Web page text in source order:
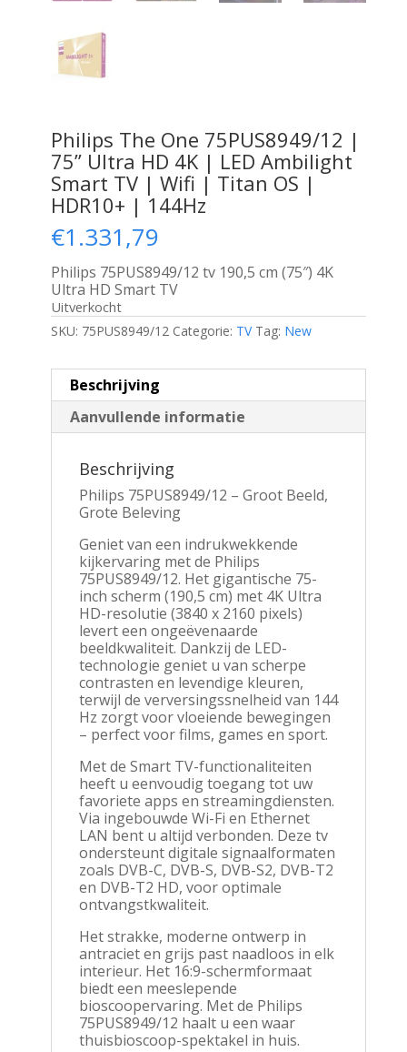
Philips The One 75PUS8949/12 |
75” Ultra HD 4K | LED Ambilight
Smart TV | Wifi | Titan OS |
HDR10+ | 144Hz
€1.331,79
Philips 75PUS8949/12 tv 190,5 cm (75″) 4K
Ultra HD Smart TV
Uitverkocht
SKU: 75PUS8949/12 Categorie: TV Tag: New
Beschrijving
Aanvullende informatie
Beschrijving
Philips 75PUS8949/12 – Groot Beeld,
Grote Beleving
Geniet van een indrukwekkende
kijkervaring met de Philips
75PUS8949/12. Het gigantische 75-
inch scherm (190,5 cm) met 4K Ultra
HD-resolutie (3840 x 2160 pixels)
levert een ongeëvenaarde
beeldkwaliteit. Dankzij de LED-
technologie geniet u van scherpe
contrasten en levendige kleuren,
terwijl de verversingssnelheid van 144
Hz zorgt voor vloeiende bewegingen
– perfect voor films, games en sport.
Met de Smart TV-functionaliteiten
heeft u eenvoudig toegang tot uw
favoriete apps en streamingdiensten.
Via ingebouwde Wi-Fi en Ethernet
LAN bent u altijd verbonden. Deze tv
ondersteunt digitale signaalformaten
zoals DVB-C, DVB-S, DVB-S2, DVB-T2
en DVB-T2 HD, voor optimale
ontvangstkwaliteit.
Het strakke, moderne ontwerp in
antraciet en grijs past naadloos in elk
interieur. Het 16:9-schermformaat
biedt een meeslepende
bioscoopervaring. Met de Philips
75PUS8949/12 haalt u een waar
thuisbioscoop-spektakel in huis.